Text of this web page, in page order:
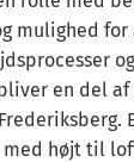
mulighed
en del af
højt til